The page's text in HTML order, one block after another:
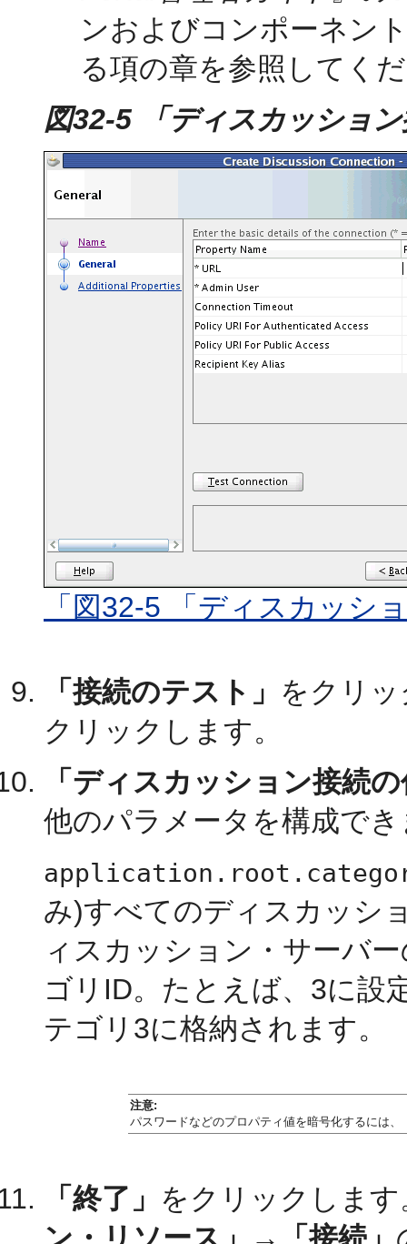
ンおよびコンポーネン
る項の章を参照してく
図32-5 「ディスカッショ
「図32-5 「ディスカッシ
「接続のテスト」 をクリ
クリックします。
「ディスカッション接続
他のパラメータを構成で
み)すべてのディスカッシ
ィスカッション・サーバ
ゴリID。たとえば、3に設
テゴリ3に格納されます。
注意:
パスワードなどのプロパティ値を暗号化するには、
「終了」 をクリックしま